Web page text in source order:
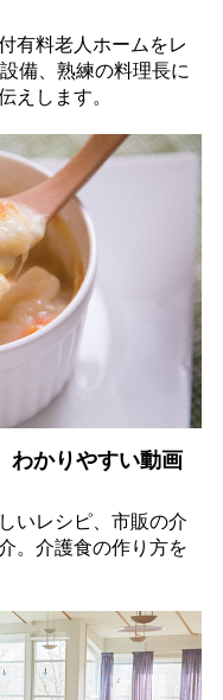
有料老人ホームをレ
備、熟練の料理長に
えします。
わかりやすい動画
いレシピ、市販の介
。介護食の作り方を